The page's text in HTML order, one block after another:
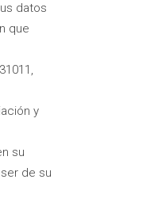
datos
que
y
su
de su